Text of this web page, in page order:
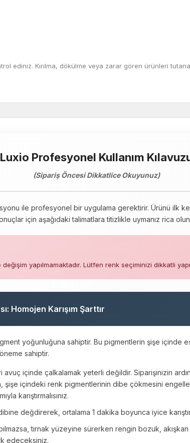
ediniz. Kırılma, dökülme veya zarar gören ürünleri
Luxio Profesyonel Kullanım
(Sipariş Öncesi Dikkatlice Okuyunuz)
ile profesyonel bir uygulama gerektirir. Ürünü ilk
için aşağıdaki talimatlara titizlikle uymanız rica
yapılmamaktadır. Lütfen renk seçiminizi dikkatli
Homojen Karışım Şarttır
yoğunluğuna sahiptir. Bu pigmentlerin şişe içinde eşit
sahiptir.
avuç içinde çalkalamak yeterli değildir. Siparişinizin
şişe içindeki renk pigmentlerinin dibe çökmesini
karıştırmalısınız.
değdirerek, ortalama 1 dakika boyunca iyice
tırnak yüzeyine sürerken rengin bozuk,
edeceksiniz.